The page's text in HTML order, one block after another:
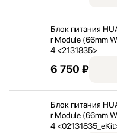
Блок питания
r Module (66mm
4 <2131835>
6 750 ₽
Блок питания
r Module (66mm
4 <02131835_